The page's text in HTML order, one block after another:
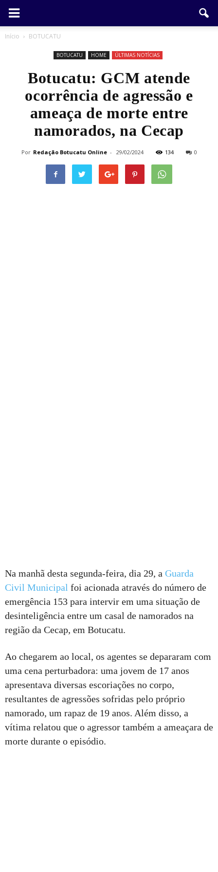
Início BOTUCATU
BOTUCATU HOME ÚLTIMAS NOTÍCIAS
Botucatu: GCM atende
ocorrência de agressão e
ameaça de morte entre
namorados, na Cecap
Por Redação Botucatu Online - 29/02/2024 134 0
Na manhã desta segunda-feira, dia 29, a Guarda
Civil Municipal foi acionada através do número de
emergência 153 para intervir em uma situação de
desinteligência entre um casal de namorados na
região da Cecap, em Botucatu.
Ao chegarem ao local, os agentes se depararam com
uma cena perturbadora: uma jovem de 17 anos
apresentava diversas escoriações no corpo,
resultantes de agressões sofridas pelo próprio
namorado, um rapaz de 19 anos. Além disso, a
vítima relatou que o agressor também a ameaçara de
morte durante o episódio.